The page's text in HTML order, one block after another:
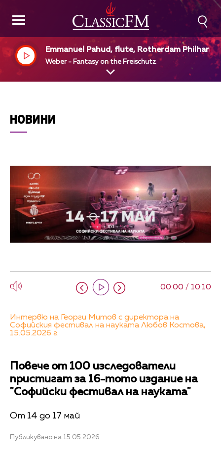
Emmanuel Pahud, flute, Rotherdam
ic Orchestra, Yannick Mezet - Seguin, dir
Weber - Fantasy on the Freischutz
НОВИНИ
00:00 / 10:10
Интервю на Георги Митов с директора на
Софийския фестивал на науката Любов Костова,
15.05.2026 г.
Повече от 100 изследователи
пристигат за 16-тото издание на
"Софийски фестивал на науката"
От 14 до 17 май
Публикувано на 15.05.2026